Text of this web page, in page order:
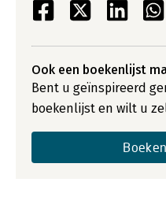
Ook een boekenlijst
Bent u geïnspireerd
boekenlijst en wilt u